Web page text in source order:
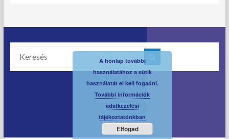
A honlap további
használatához a sütik
használatát el kell fogadni.
További információk
adatkezelési
tájékoztatónkban
Elfogad